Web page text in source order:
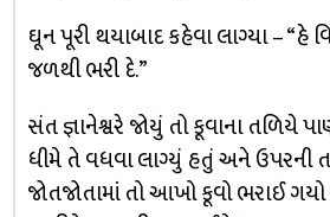
ઘૂન પૂરી થયાબાદ કહેવા લાગ્યા – “હે
જળથી ભરી દે.”
સંત જ્ઞાનેશ્વરે જોયું તો કૂવાના તળિયે
ધીમે તે વધવા લાગ્યું હતું અને ઉપરની
જોતજોતામાં તો આખો કૂવો ભરાઈ